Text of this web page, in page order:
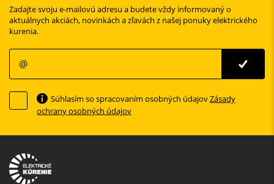
Zadajte svoju e-mailovú adresu a budete vždy informovaný o
aktuálnych akciách, novinkách a zľavách z našej ponuky elektrického
kurenia.
Súhlasím so spracovaním osobných údajovZásady
ochrany osobných údajov